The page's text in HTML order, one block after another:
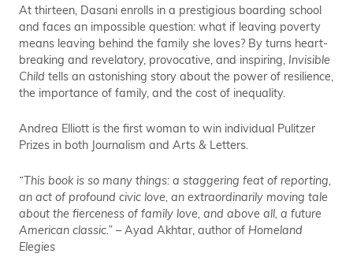
At thirteen, Dasani enrolls in a prestigious boarding school
and faces an impossible question: what if leaving poverty
means leaving behind the family she loves? By turns heart-
breaking and revelatory, provocative, and inspiring, Invisible
Child tells an astonishing story about the power of resilience,
the importance of family, and the cost of inequality.
Andrea Elliott is the first woman to win individual Pulitzer
Prizes in both Journalism and Arts & Letters.
“This book is so many things: a staggering feat of reporting,
an act of profound civic love, an extraordinarily moving tale
about the fierceness of family love, and above all, a future
American classic.” – Ayad Akhtar, author of Homeland
Elegies